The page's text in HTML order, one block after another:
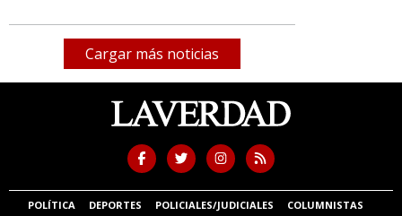
Cargar más noticias
POLÍTICA DEPORTES POLICIALES/JUDICIALES COLUMNISTAS